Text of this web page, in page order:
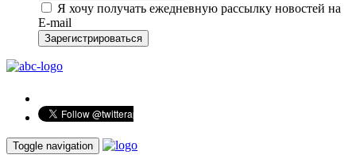
Я хочу получать ежедневную рассылку новостей на
E-mail
Зарегистрироваться
Toggle navigation